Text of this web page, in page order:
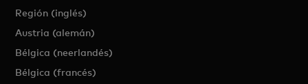
Región (inglés)
Austria (alemán)
Bélgica (neerlandés)
Bélgica (francés)